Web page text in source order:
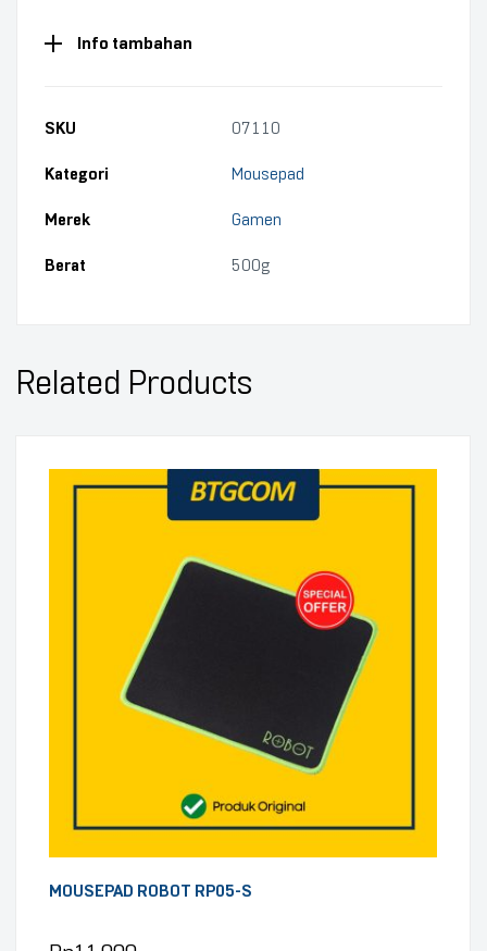
Info tambahan
SKU 07110
Kategori Mousepad
Merek Gamen
Berat 500g
Related Products
MOUSEPAD ROBOT RP05-S